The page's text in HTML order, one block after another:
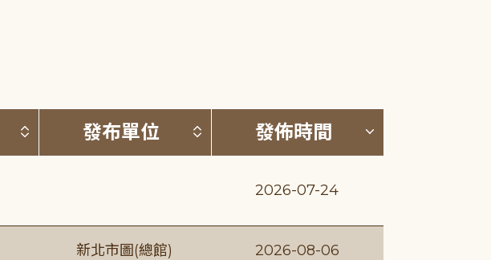
按標題排序 (升降冪)
發布單位 按發布單位排序 (升降冪)
發佈時間 按發佈時間
2026-07-24
新北市圖(總館) 2026-08-06